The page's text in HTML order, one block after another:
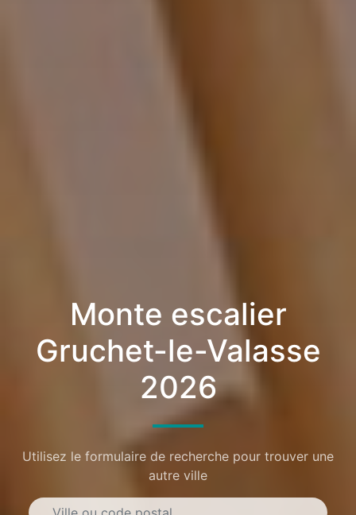
Monte escalier
Gruchet-le-Valasse
2026
Utilisez le formulaire de recherche pour trouver une
autre ville